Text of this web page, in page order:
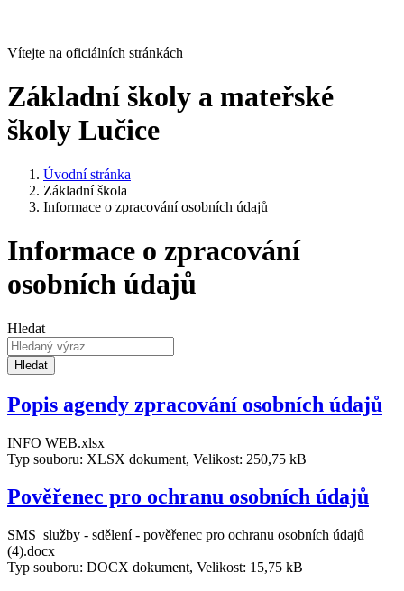
Vítejte na oficiálních stránkách
Základní školy a mateřské
školy Lučice
Úvodní stránka
Základní škola
Informace o zpracování osobních údajů
Informace o zpracování
osobních údajů
Hledat
Hledat
Popis agendy zpracování osobních údajů
INFO WEB.xlsx
Typ souboru: XLSX dokument, Velikost: 250,75 kB
Pověřenec pro ochranu osobních údajů
SMS_služby - sdělení - pověřenec pro ochranu osobních údajů
(4).docx
Typ souboru: DOCX dokument, Velikost: 15,75 kB